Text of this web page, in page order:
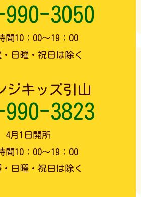
3050
間10：00～19：00
日曜・祝日は除く
ジキッズ引山
3823
4月1日開所
間10：00～19：00
日曜・祝日は除く